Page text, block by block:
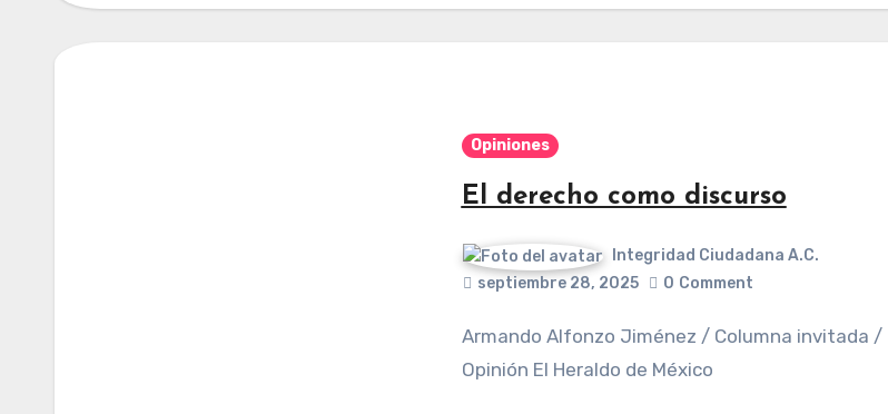
Opiniones
El derecho como discurso
Integridad Ciudadana A.C.
septiembre 28, 2025
0 Comment
Armando Alfonzo Jiménez / Columna invitada /
Opinión El Heraldo de México